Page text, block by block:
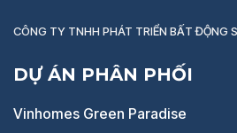
CÔNG TY TNHH PHÁT TRIỂN BẤT ĐỘNG
DỰ ÁN PHÂN PHỐI
Vinhomes Green Paradise